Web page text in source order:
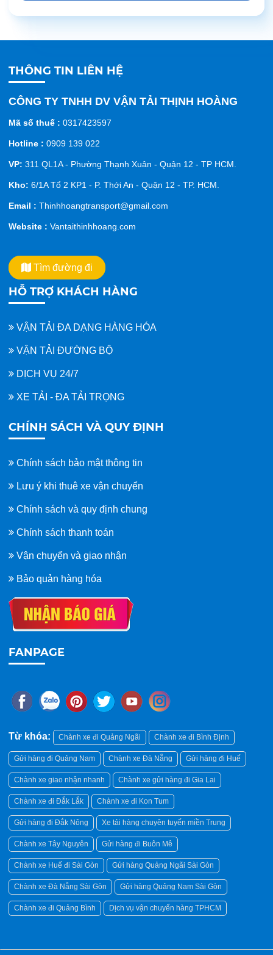
THÔNG TIN LIÊN HỆ
CÔNG TY TNHH DV VẬN TẢI THỊNH HOÀNG
Mã số thuế :0317423597
Hotline : 0909 139 022
VP: 311 QL1A - Phường Thạnh Xuân - Quận 12 - TP HCM.
Kho: 6/1A Tổ 2 KP1 - P. Thới An - Quận 12 - TP. HCM.
Email : Thinhhoangtransport@gmail.com
Website : Vantaithinhhoang.com
Tìm đường đi
HỖ TRỢ KHÁCH HÀNG
VẬN TẢI ĐA DẠNG HÀNG HÓA
VẬN TẢI ĐƯỜNG BỘ
DỊCH VỤ 24/7
XE TẢI - ĐA TẢI TRỌNG
CHÍNH SÁCH VÀ QUY ĐỊNH
Chính sách bảo mật thông tin
Lưu ý khi thuê xe vận chuyển
Chính sách và quy định chung
Chính sách thanh toán
Vận chuyển và giao nhận
Bảo quản hàng hóa
FANPAGE
Từ khóa: Chành xe đi Quảng Ngãi Chành xe đi Bình Định
Gửi hàng đi Quảng Nam Chành xe Đà Nẵng Gửi hàng đi Huế
Chành xe giao nhận nhanh Chành xe gửi hàng đi Gia Lai
Chành xe đi Đắk Lắk Chành xe đi Kon Tum
Gửi hàng đi Đắk Nông Xe tải hàng chuyên tuyến miền Trung
Chành xe Tây Nguyên Gửi hàng đi Buôn Mê
Chành xe Huế đi Sài Gòn Gửi hàng Quảng Ngãi Sài Gòn
Chành xe Đà Nẵng Sài Gòn Gửi hàng Quảng Nam Sài Gòn
Chành xe đi Quảng Bình Dịch vụ vận chuyển hàng TPHCM